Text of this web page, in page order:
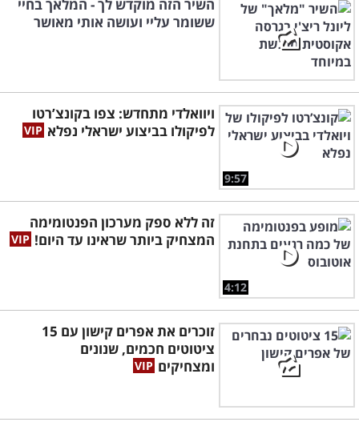
השיר הזה מוקדש לך - המלאך בחיי
ששומר עליי ועושה אותי מאושר
9:57
ויוואלדי מתחדש: צפו בקונצ’רטו
לפיקולו בביצוע ישראלי נפלא
4:12
זה ללא ספק מערכון הפנטומימה
המצחיק ביותר שראינו עד היום!
זוכרים את אפרים קישון עם 15
ציטוטים חכמים, שנונים
ומצחיקים